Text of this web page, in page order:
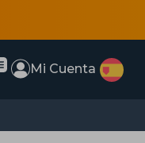
Mi Cuenta